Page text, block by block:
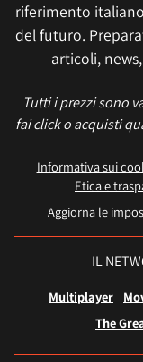
riferimento
del futuro.
articoli,
Tutti i prezzi sono
fai click o acquisti
Informativa sui
Etica e
Aggiorna le
IL
Multiplayer
The